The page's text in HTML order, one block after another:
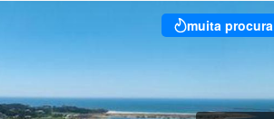
muita procura